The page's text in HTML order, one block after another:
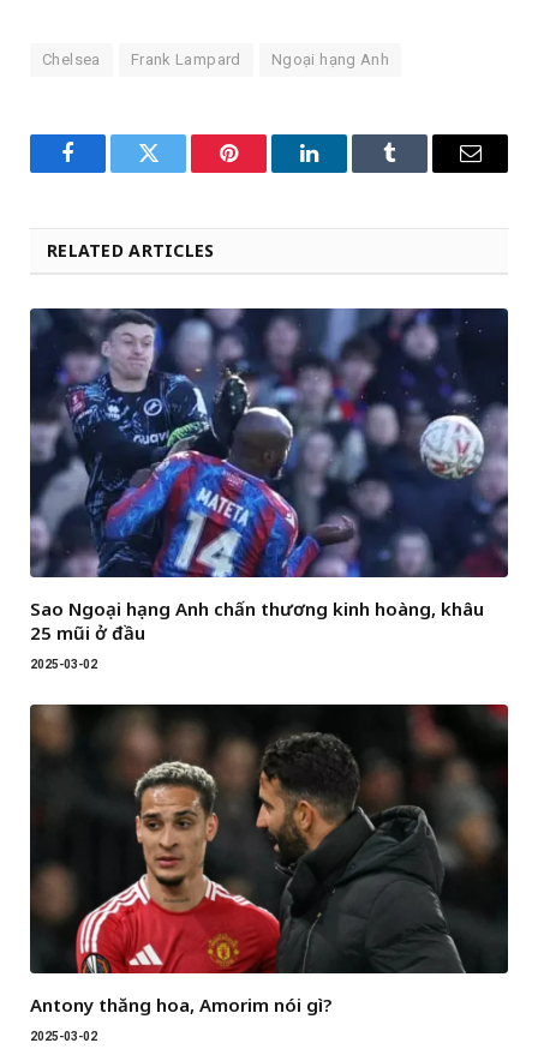
Chelsea Frank Lampard Ngoại hạng Anh
FacebookTwitter Pinterest LinkedInTumblr Email
RELATED ARTICLES
Sao Ngoại hạng Anh chấn thương kinh hoàng, khâu
25 mũi ở đầu
2025-03-02
Antony thăng hoa, Amorim nói gì?
2025-03-02